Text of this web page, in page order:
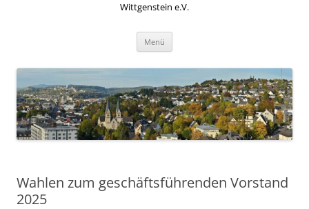
Wittgenstein e.V.
Menü
Wahlen zum geschäftsführenden Vorstand
2025